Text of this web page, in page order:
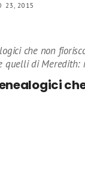
23, 2015
che non
quelli di